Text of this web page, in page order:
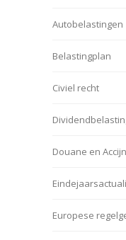
Autobelastingen
Belastingplan
Civiel recht
Douane en
Europese